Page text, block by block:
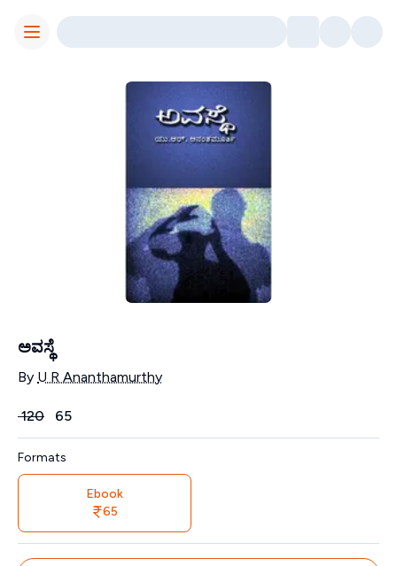
Toggle Menu
ಅವಸ್ಥೆ
Contributors
By U R Ananthamurthy
Price
₹120 65
Formats
Ebook
65